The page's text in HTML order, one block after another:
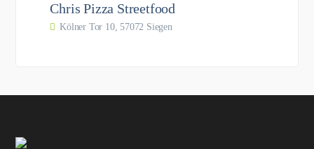
Chris Pizza Streetfood
Kölner Tor 10, 57072 Siegen